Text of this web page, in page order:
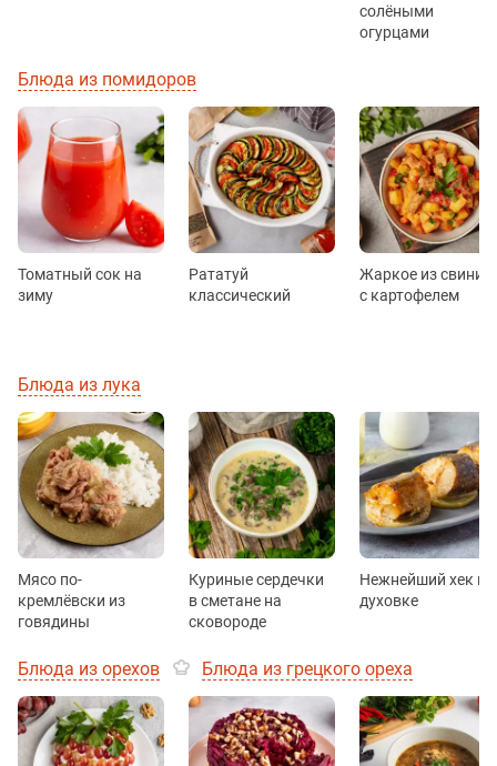
солёными
огурцами
Блюда из помидоров
Томатный сок на
зиму
Рататуй
классический
Жаркое из
с картофелем
Блюда из лука
Мясо по-
кремлёвски из
говядины
Куриные сердечки
в сметане на
сковороде
Нежнейший хек в
духовке
Блюда из орехов Блюда из грецкого ореха